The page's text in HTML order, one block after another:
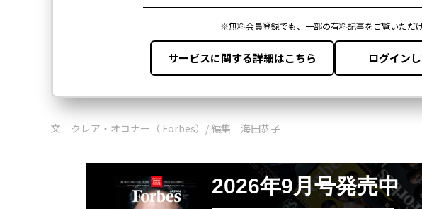
文＝クレア・オコナー（ Forbes）/ 編集＝海田恭子
2026年9月号発売中